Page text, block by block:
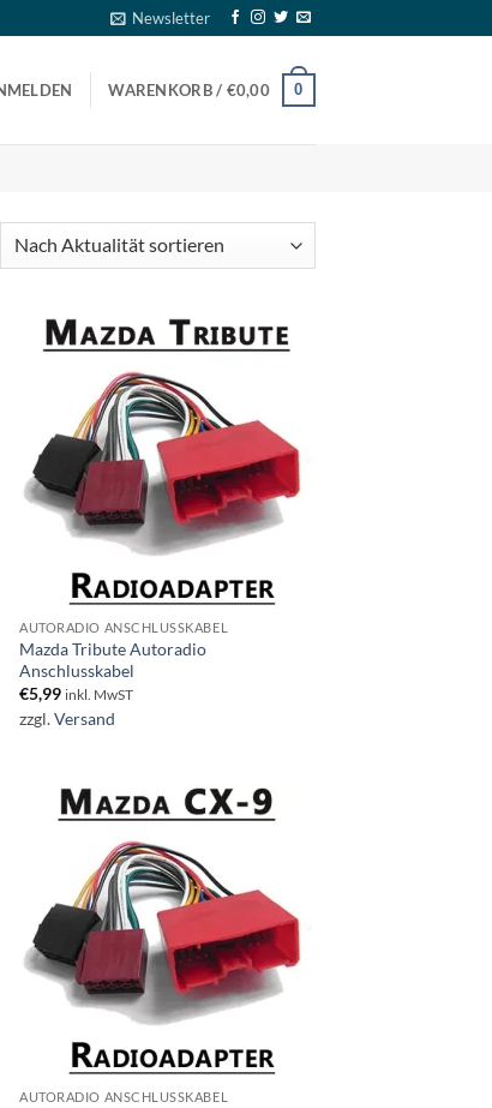
Newsletter
WARENKORB / €0,00 0
AUTORADIO ANSCHLUSSKABEL
Mazda Tribute Autoradio
Anschlusskabel
€5,99 inkl. MwST
zzgl.Versand
AUTORADIO ANSCHLUSSKABEL